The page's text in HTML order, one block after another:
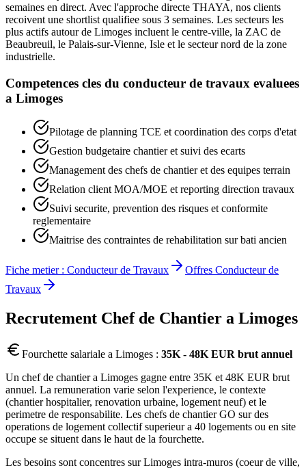
semaines en direct. Avec l'approche directe THAYA, nos clients
recoivent une shortlist qualifiee sous 3 semaines. Les secteurs les
plus actifs autour de Limoges incluent le centre-ville, la ZAC de
Beaubreuil, le Palais-sur-Vienne, Isle et le secteur nord de la zone
industrielle.
Competences cles du conducteur de travaux evaluees
a Limoges
Pilotage de planning TCE et coordination des corps d'etat
Gestion budgetaire chantier et suivi des ecarts
Management des chefs de chantier et des equipes terrain
Relation client MOA/MOE et reporting direction travaux
Suivi securite, prevention des risques et conformite
reglementaire
Maitrise des contraintes de rehabilitation sur bati ancien
Fiche metier : Conducteur de Travaux Offres Conducteur de
Travaux
Recrutement Chef de Chantier a Limoges
Fourchette salariale a Limoges : 35K - 48K EUR brut annuel
Un chef de chantier a Limoges gagne entre 35K et 48K EUR brut
annuel. La remuneration varie selon l'experience, le contexte
(chantier hospitalier, renovation urbaine, logement neuf) et le
perimetre de responsabilite. Les chefs de chantier GO sur des
operations de logement collectif superieur a 40 logements ou en site
occupe se situent dans le haut de la fourchette.
Les besoins sont concentres sur Limoges intra-muros (coeur de ville,